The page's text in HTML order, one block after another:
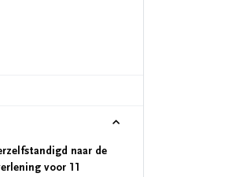
naar de
voor 11